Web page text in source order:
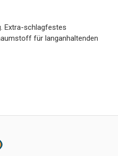
Extra-schlagfestes
für langanhaltenden